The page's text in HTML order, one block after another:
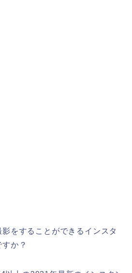
をすることができるインスタ
か？